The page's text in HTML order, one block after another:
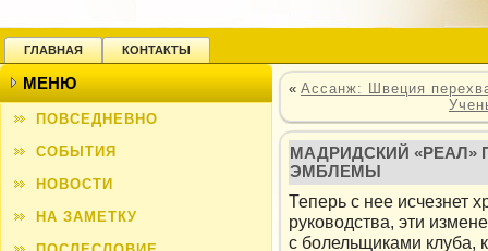
ГЛАВНАЯ КОНТАКТЫ
МЕНЮ
ПОВСЕДНЕВНО
СОБЫТИЯ
НОВОСТИ
НА ЗАМЕТКУ
« Ассанж: Швеция
МАДРИДСКИЙ «РЕАЛ»
ЭМБЛЕМЫ
Теперь с нее исчезнет
руководства, эти
с болельщиками клуба,